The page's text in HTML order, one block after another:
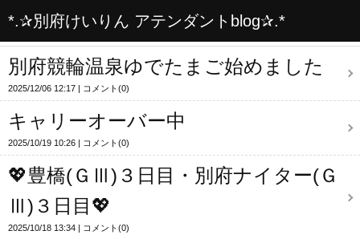
*.✰別府けいりん アテンダントblog✰.*
別府競輪温泉ゆでたまご始めました
2025/12/06 12:17 コメント(0)
キャリーオーバー中
2025/10/19 10:26 コメント(0)
💖豊橋(ＧⅢ)３日目・別府ナイター(Ｇ
Ⅲ)３日目💖
2025/10/18 13:34 コメント(0)